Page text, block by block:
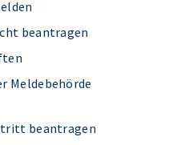
beantragen
Meldebehörde
beantragen